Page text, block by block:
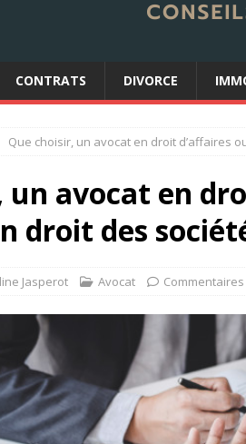
CONTRATS DIVORCE
Que choisir, un avocat en droit d’affaires
un avocat en
droit des
Jasperot Avocat